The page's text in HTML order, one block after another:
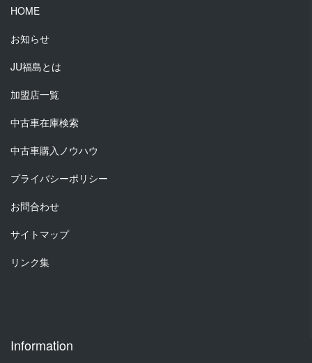
HOME
お知らせ
JU福島とは
加盟店一覧
中古車在庫検索
中古車購入ノウハウ
プライバシーポリシー
お問合わせ
サイトマップ
リンク集
Information